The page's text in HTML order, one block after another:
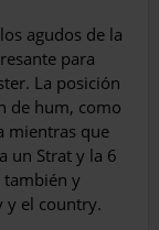
agudos de la
para
La posición
de hum, como
mientras que
un Strat y la 6
y
y el country.